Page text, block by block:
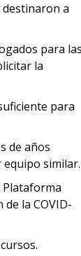
a
para
la
para
de años
equipo
Plataforma
la COVID-